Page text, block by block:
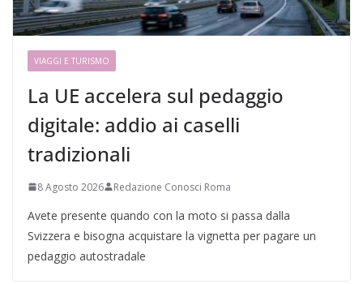
VIAGGI E TURISMO
La UE accelera sul pedaggio
digitale: addio ai caselli
tradizionali
8 Agosto 2026 Redazione Conosci Roma
Avete presente quando con la moto si passa dalla
Svizzera e bisogna acquistare la vignetta per pagare un
pedaggio autostradale